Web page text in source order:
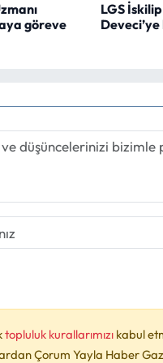
göreve
LGS
topluluk kurallarımızı kabul
Çorum Yayla Haber